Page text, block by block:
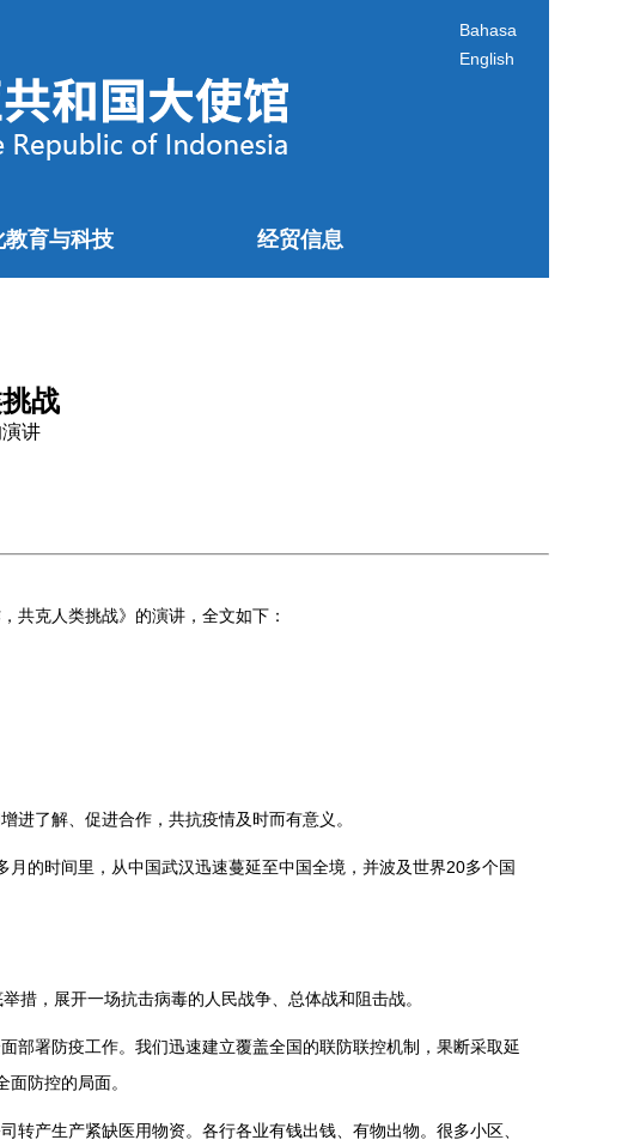
Bahasa
English
教育与科技 经贸信息
战
讲
克人类挑战》的演讲，全文如下：
了解、促进合作，共抗疫情及时而有意义。
的时间里，从中国武汉迅速蔓延至中国全境，并波及世界20多个国
，展开一场抗击病毒的人民战争、总体战和阻击战。
署防疫工作。我们迅速建立覆盖全国的联防联控机制，果断采取延
防控的局面。
产生产紧缺医用物资。各行各业有钱出钱、有物出物。很多小区、